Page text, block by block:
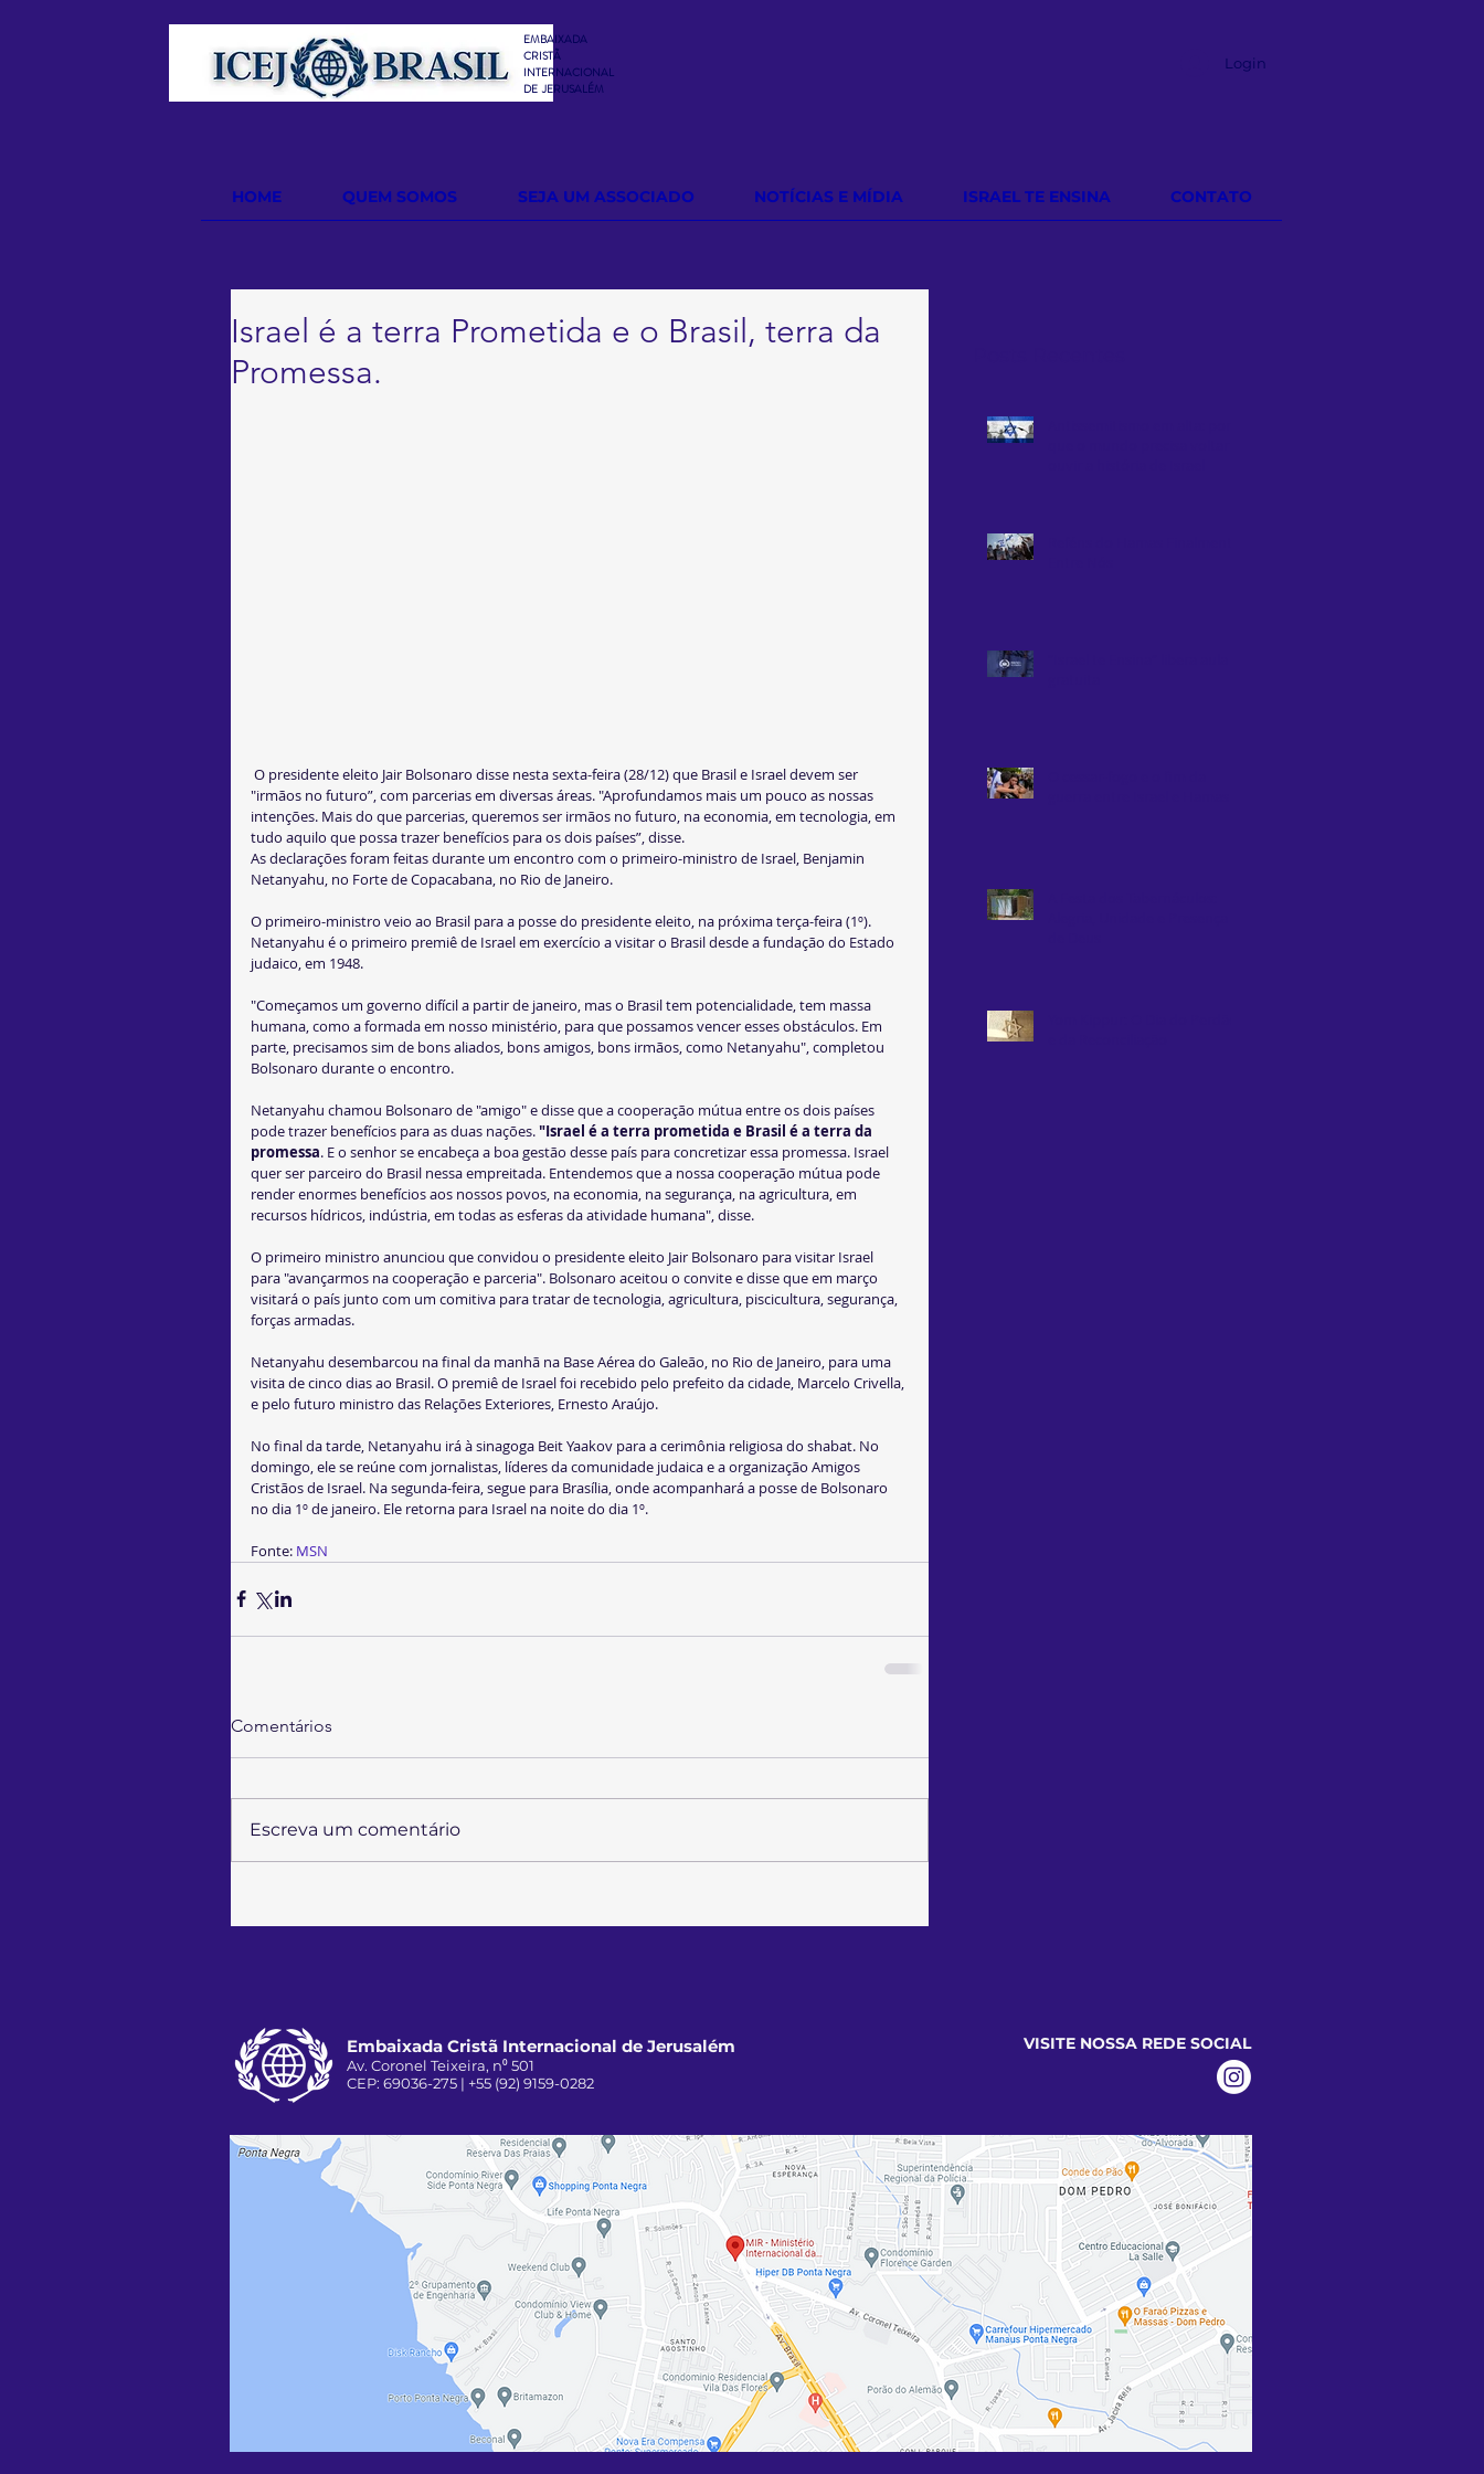
EMBAIXADA
CRISTÃ
INTERNACIONAL
DEJERUSALÉM
Login
HOME QUEM SOMOS SEJA UM ASSOCIADO NOTÍCIAS E MÍDIA ISRAEL TE ENSINA CONTATO
Israel é a terra Prometida e o Brasil, terra da
Promessa.
"irmãos no futuro”, com parcerias em diversas áreas. "Aprofundamos mais um pouco as nossas
intenções. Mais do que parcerias, queremos ser irmãos no futuro, na economia, em tecnologia, em
tudo aquilo que possa trazer benefícios para os dois países”, disse.
As declarações foram feitas durante um encontro com o primeiro-ministro de Israel, Benjamin
Netanyahu, no Forte de Copacabana, no Rio de Janeiro.
O primeiro-ministro veio ao Brasil para a posse do presidente eleito, na próxima terça-feira (1º).
Netanyahu é o primeiro premiê de Israel em exercício a visitar o Brasil desde a fundação do Estado
judaico, em 1948.
"Começamos um governo difícil a partir de janeiro, mas o Brasil tem potencialidade, tem massa
humana, como a formada em nosso ministério, para que possamos vencer esses obstáculos. Em
parte, precisamos sim de bons aliados, bons amigos, bons irmãos, como Netanyahu", completou
Bolsonaro durante o encontro.
Netanyahu chamou Bolsonaro de "amigo" e disse que a cooperação mútua entre os dois países
pode trazer benefícios para as duas nações. "Israel é a terra prometida e Brasil é a terra da
promessa. E o senhor se encabeça a boa gestão desse país para concretizar essa promessa. Israel
quer ser parceiro do Brasil nessa empreitada. Entendemos que a nossa cooperação mútua pode
render enormes benefícios aos nossos povos, na economia, na segurança, na agricultura, em
recursos hídricos, indústria, em todas as esferas da atividade humana", disse.
O primeiro ministro anunciou que convidou o presidente eleito Jair Bolsonaro para visitar Israel
para "avançarmos na cooperação e parceria". Bolsonaro aceitou o convite e disse que em março
visitará o país junto com um comitiva para tratar de tecnologia, agricultura, piscicultura, segurança,
forças armadas.
Netanyahu desembarcou na final da manhã na Base Aérea do Galeão, no Rio de Janeiro, para uma
visita de cinco dias ao Brasil. O premiê de Israel foi recebido pelo prefeito da cidade, Marcelo Crivella,
e pelo futuro ministro das Relações Exteriores, Ernesto Araújo.
No final da tarde, Netanyahu irá à sinagoga Beit Yaakov para a cerimônia religiosa do shabat. No
domingo, ele se reúne com jornalistas, líderes da comunidade judaica e a organização Amigos
Cristãos de Israel. Na segunda-feira, segue para Brasília, onde acompanhará a posse de Bolsonaro
no dia 1º de janeiro. Ele retorna para Israel na noite do dia 1º.
Fonte: MSN
Comentários
Escreva um comentário
Embaixada Cristã Internacional de Jerusalém
Av. Coronel Teixeira, n⁰ 501
CEP: 69036-275 | +55 (92) 9159-0282
VISITE NOSSA REDE SOCIAL